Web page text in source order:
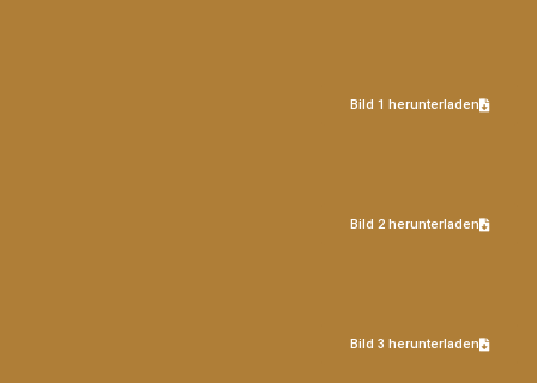
Bild 1 herunterladen
Bild 2 herunterladen
Bild 3 herunterladen